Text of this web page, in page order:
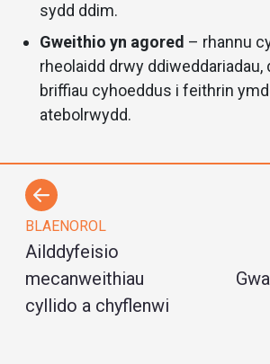
sydd ddim.
Gweithio yn agored – rhannu
rheolaidd drwy ddiweddariadau,
briffiau cyhoeddus i feithrin
atebolrwydd.
BLAENOROL
Ailddyfeisio
mecanweithiau
cyllido a chyflenwi